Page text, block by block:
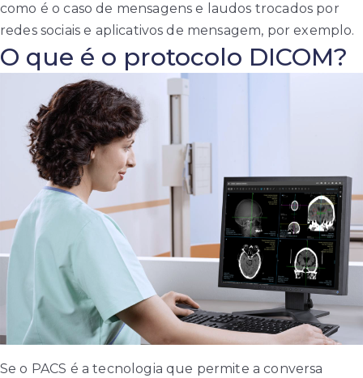
como é o caso de mensagens e laudos trocados por
redes sociais e aplicativos de mensagem, por exemplo.
O que é o protocolo DICOM?
Se o PACS é a tecnologia que permite a conversa